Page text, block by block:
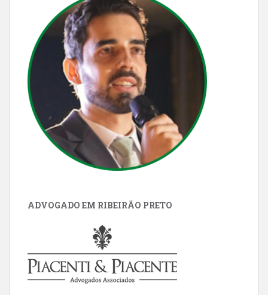
ADVOGADO EM RIBEIRÃO PRETO